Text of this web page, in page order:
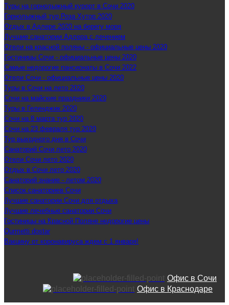
Туры на горнолыжный курорт в Сочи 2020
Горнолыжный тур Роза Хутор 2020
Отдых в Адлере 2020 на берегу моря
Лучшие санатории Адлера с лечением
Отели на красной поляны - официальные цены 2020
Гостиницы Сочи - официальные цены 2020
Самые недорогие пансионаты в Сочи 2022
Отели Сочи - официальные цены 2020
Туры в Сочи на лето 2020
Сочи на майские праздники 2020
Туры в Геленджик 2020
Сочи на 8 марта тур 2020
Сочи на 23 февраля тур 2020
Тур выходного дня в Сочи
Санаторий Сочи лето 2020
Отели Сочи лето 2020
Отдых в Сочи лето 2020
Санаторий знание - летом 2020
Список санаториев Сочи
Лучшие санатории Сочи для отдыха
Лучшие лечебные санатории Сочи
Гостиницы на Красной Поляне недорогие цены
Qurmetti dostar
Вакцину от коронавируса ждем с 1 января!
Офис в Сочи
Офис в Краснодаре